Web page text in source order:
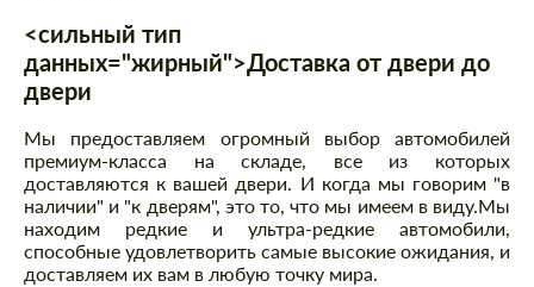
<сильный тип
данных="жирный">Доставка от двери до
двери
Мы предоставляем огромный выбор автомобилей
премиум-класса на складе, все из которых
доставляются к вашей двери. И когда мы говорим "в
наличии" и "к дверям", это то, что мы имеем в виду.Мы
находим редкие и ультра-редкие автомобили,
способные удовлетворить самые высокие ожидания, и
доставляем их вам в любую точку мира.